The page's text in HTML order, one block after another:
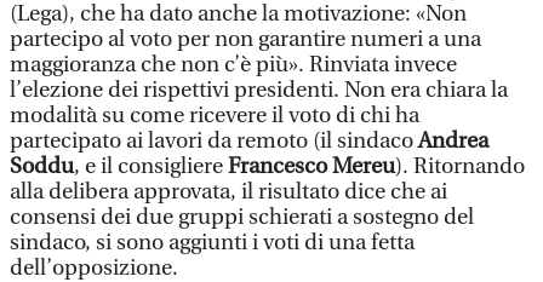
(Lega), che ha dato anche la motivazione: «Non
partecipo al voto per non garantire numeri a una
maggioranza che non c’è più». Rinviata invece
l’elezione dei rispettivi presidenti. Non era chiara la
modalità su come ricevere il voto di chi ha
partecipato ai lavori da remoto (il sindacoAndrea
Soddu, e il consigliereFrancesco Mereu). Ritornando
alla delibera approvata, il risultato dice che ai
consensi dei due gruppi schierati a sostegno del
sindaco, si sono aggiunti i voti di una fetta
dell’opposizione.